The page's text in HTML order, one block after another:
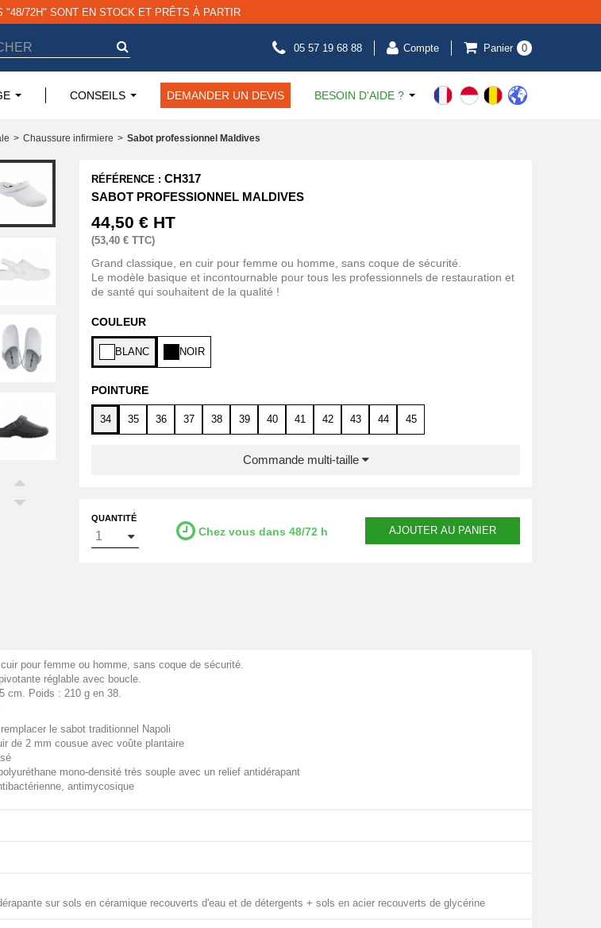
"48/72H" SONT EN STOCK ET PRÊTS À PARTIR
05 57 19 68 88 Compte Panier 0
CONSEILS DEMANDER UN DEVIS BESOIN D'AIDE ?
> Chaussure infirmiere > Sabot professionnel Maldives
RÉFÉRENCE : CH317
SABOT PROFESSIONNEL MALDIVES
44,50 € HT
(53,40 € TTC)
Grand classique, en cuir pour femme ou homme, sans coque de sécurité.
Le modèle basique et incontournable pour tous les professionnels de restauration et
de santé qui souhaitent de la qualité !
COULEUR
BLANC NOIR
POINTURE
34 35 36 37 38 39 40 41 42 43 44 45
Commande multi-taille
QUANTITÉ
Chez vous dans 48/72 h AJOUTER AU PANIER
pour femme ou homme, sans coque de sécurité.
réglable avec boucle.
cm. Poids : 210 g en 38.
le sabot traditionnel Napoli
de 2 mm cousue avec voûte plantaire
mono-densité très souple avec un relief antidérapant
antimycosique
sur sols en céramique recouverts d'eau et de détergents + sols en acier recouverts de glycérine